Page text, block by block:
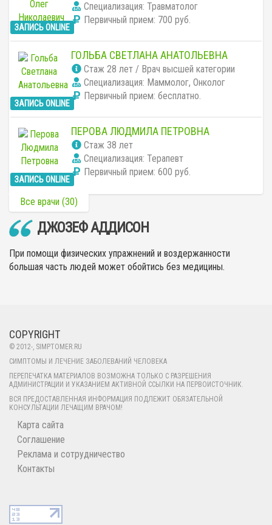
ЗАПИСЬ ONLINE
Специализация: Травматолог
Первичный прием: 700 руб.
ЗАПИСЬ ONLINE
ГОЛЬБА СВЕТЛАНА АНАТОЛЬЕВНА
Cтаж 28 лет / Врач высшей категории
Специализация: Маммолог, Онколог
Первичный прием: бесплатно.
ЗАПИСЬ ONLINE
ПЕРОВА ЛЮДМИЛА ПЕТРОВНА
Cтаж 38 лет
Специализация: Терапевт
Первичный прием: 600 руб.
Все врачи (30)
ДЖОЗЕФ АДДИСОН
При помощи физических упражнений и воздержанности
большая часть людей может обойтись без медицины.
COPYRIGHT
© 2012-, SIMPTOMER.RU
СИМПТОМЫ И ЛЕЧЕНИЕ ЗАБОЛЕВАНИЙ ЧЕЛОВЕКА
ПЕРЕПЕЧАТКА МАТЕРИАЛОВ ВОЗМОЖНА ТОЛЬКО С РАЗРЕШЕНИЯ
АДМИНИСТРАЦИИ И УКАЗАНИЕМ АКТИВНОЙ ССЫЛКИ НА ПЕРВОИСТОЧНИК.
ВСЯ ПРЕДОСТАВЛЕННАЯ ИНФОРМАЦИЯ ПОДЛЕЖИТ ОБЯЗАТЕЛЬНОЙ
КОНСУЛЬТАЦИИ ЛЕЧАЩИМ ВРАЧОМ!
Карта сайта
Соглашение
Реклама и сотрудничество
Контакты